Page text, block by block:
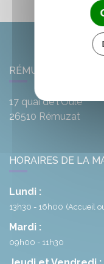
RÉMUZAT
17 quai de l'Oule
26510 Rémuzat
HORAIRES DE LA
Lundi :
13h30 - 16h00 (Accueil
Mardi :
09h00 - 11h30